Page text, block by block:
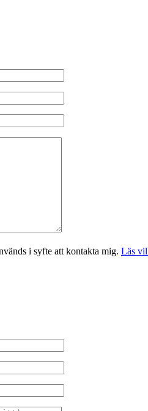
i syfte att kontakta mig. Läs